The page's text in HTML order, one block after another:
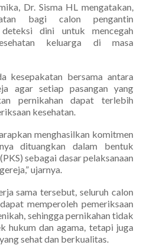
Dr. Sisma HL mengatakan,
bagi calon pengantin
dini untuk mencegah
keluarga di masa
kesepakatan bersama antara
agar setiap pasangan yang
pernikahan dapat terlebih
kesehatan.
menghasilkan komitmen
dituangkan dalam bentuk
sebagai dasar pelaksanaan
ujarnya.
sama tersebut, seluruh calon
memperoleh pemeriksaan
sehingga pernikahan tidak
hukum dan agama, tetapi juga
sehat dan berkualitas.